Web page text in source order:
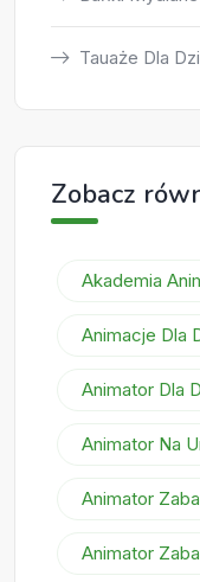
Tauaże Dla
Zobacz
Akademia
Animacje Dla
Animator Dla
Animator Na
Animator
Animator